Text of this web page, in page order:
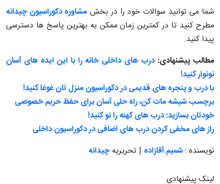
شما می توانید سوالات خود را در بخش مشاوره دکوراسیون چیدانه
مطرح کنید تا در کمترین زمان ممکن به بهترین پاسخ ها دسترسی
پیدا کنید.
مطالب پیشنهادی: درب های داخلی خانه را با این ایده های آسان
نونوار کنید!
با درب و پنجره های قدیمی در دکوراسیون منزل تان غوغا کنید!
برچسب شیشه مات کن، راه حلی آسان برای حفظ حریم خصوصی
خودتان بسازید: درب های کهنه را نو کنید!
راز های مخفی کردن درب های اضافی در دکوراسیون داخلی
نویسنده :شمیم آقازاده | تحریریه چیدانه
لینک پیشنهادی